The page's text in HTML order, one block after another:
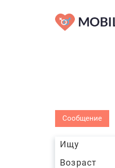
Сообщение
Ищу
Возраст